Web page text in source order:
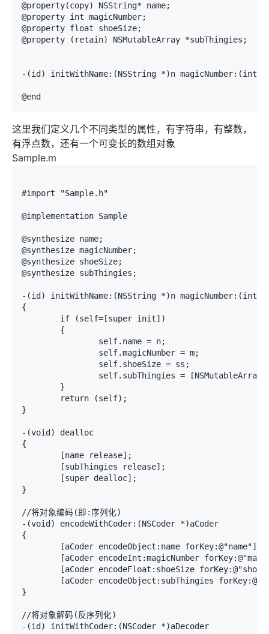
@property(copy) NSString* name;
@property int magicNumber;
@property float shoeSize;
@property (retain) NSMutableArray *subThingies;
-(id) initWithName:(NSString *)n
这里我们定义几个不同类型的属性，有字符串，有整数，
有浮点数，还有一个可变长的数组对象
Sample.m
#import "Sample.h"
@implementation Sample
@synthesize name;
@synthesize magicNumber;
@synthesize shoeSize;
@synthesize subThingies;
-(id) initWithName:(NSString *)n
{
}
-(void) dealloc
{
}
//将对象编码(即:序列化)
-(void) encodeWithCoder:(NSCoder *)aCoder
{
}
//将对象解码(反序列化)
-(id) initWithCoder:(NSCoder *)aDecoder